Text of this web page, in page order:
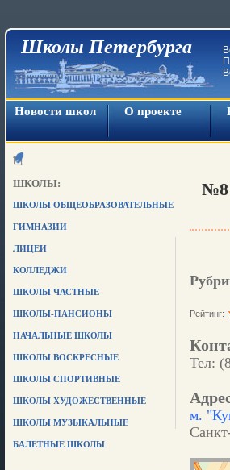
Школы Петербурга
Новости школ О проекте
ШКОЛЫ:
ШКОЛЫ ОБЩЕОБРАЗОВАТЕЛЬНЫЕ
ГИМНАЗИИ
ЛИЦЕИ
КОЛЛЕДЖИ
ШКОЛЫ ЧАСТНЫЕ
ШКОЛЫ-ПАНСИОНЫ
НАЧАЛЬНЫЕ ШКОЛЫ
ШКОЛЫ ВОСКРЕСНЫЕ
ШКОЛЫ СПОРТИВНЫЕ
ШКОЛЫ ХУДОЖЕСТВЕННЫЕ
ШКОЛЫ МУЗЫКАЛЬНЫЕ
БАЛЕТНЫЕ ШКОЛЫ
Рейтинг:
Тел:
м.